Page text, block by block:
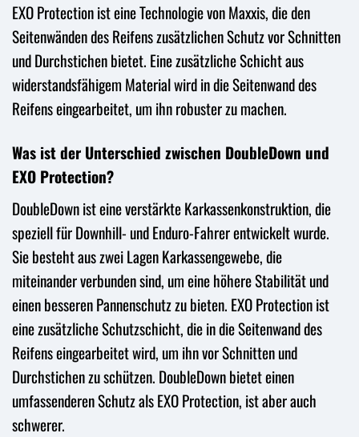
EXO Protection ist eine Technologie von Maxxis, die den
Seitenwänden des Reifens zusätzlichen Schutz vor Schnitten
und Durchstichen bietet. Eine zusätzliche Schicht aus
widerstandsfähigem Material wird in die Seitenwand des
Reifens eingearbeitet, um ihn robuster zu machen.
Was ist der Unterschied zwischen DoubleDown und
EXO Protection?
DoubleDown ist eine verstärkte Karkassenkonstruktion, die
speziell für Downhill- und Enduro-Fahrer entwickelt wurde.
Sie besteht aus zwei Lagen Karkassengewebe, die
miteinander verbunden sind, um eine höhere Stabilität und
einen besseren Pannenschutz zu bieten. EXO Protection ist
eine zusätzliche Schutzschicht, die in die Seitenwand des
Reifens eingearbeitet wird, um ihn vor Schnitten und
Durchstichen zu schützen. DoubleDown bietet einen
umfassenderen Schutz als EXO Protection, ist aber auch
schwerer.